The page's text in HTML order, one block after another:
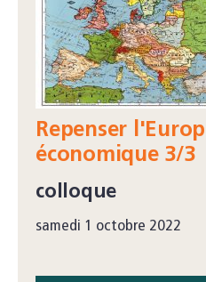
Repenser
économique 3/3
colloque
samedi 1 octobre 2022